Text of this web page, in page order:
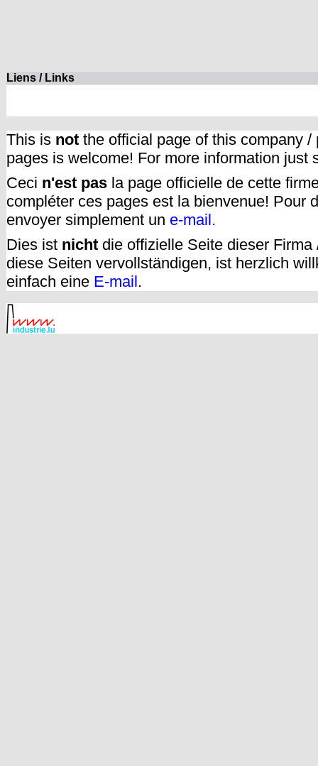
Liens / Links
This is not the official page of this company
pages is welcome! For more information just
Ceci n'est pas la page officielle de cette
compléter ces pages est la bienvenue! Pour
envoyer simplement un e-mail.
Dies ist nicht die offizielle Seite dieser
diese Seiten vervollständigen, ist herzlich
einfach eine E-mail.